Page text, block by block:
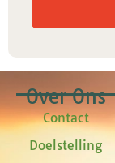
Over Ons
Contact
Doelstelling